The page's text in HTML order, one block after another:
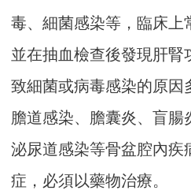
毒、細菌感染等，臨床上
並在抽血檢查後發現肝腎
致細菌或病毒感染的原因
膽道感染、膽囊炎、盲腸
泌尿道感染等骨盆腔內疾
症，必須以藥物治療。